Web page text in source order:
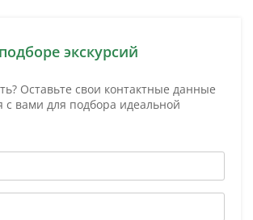
экскурсий
Оставьте свои контактные данные
вами для подбора идеальной